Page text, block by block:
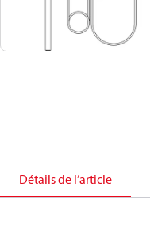
Détails de l’article